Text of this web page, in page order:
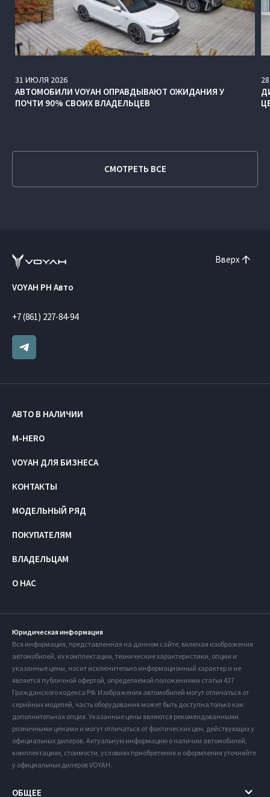
31 ИЮЛЯ 2026
АВТОМОБИЛИ VOYAH ОПРАВДЫВАЮТ ОЖИДАНИЯ У
ПОЧТИ 90% СВОИХ ВЛАДЕЛЬЦЕВ
28
СМОТРЕТЬ ВСЕ
Вверх
VOYAH РН Авто
+7 (861) 227-84-94
АВТО В НАЛИЧИИ
M-HERO
VOYAH ДЛЯ БИЗНЕСА
КОНТАКТЫ
МОДЕЛЬНЫЙ РЯД
ПОКУПАТЕЛЯМ
ВЛАДЕЛЬЦАМ
О НАС
Юридическая информация
Вся информация, представленная на данном сайте, включая изображения
автомобилей, их комплектации, технические характеристики, опции и
указанные цены, носит исключительно информационный характер и не
является публичной офертой, определяемой положениями статьи 437
Гражданского кодекса РФ. Изображения автомобилей могут отличаться от
серийных моделей, часть оборудования может быть доступна только как
дополнительная опция. Указанные цены являются рекомендованными
розничными ценами и могут отличаться от фактических цен, действующих у
официальных дилеров. Актуальную информацию о наличии автомобилей,
комплектациях, стоимости, условиях приобретения и оформления уточняйте
у официальных дилеров VOYAH.
ОБЩЕЕ